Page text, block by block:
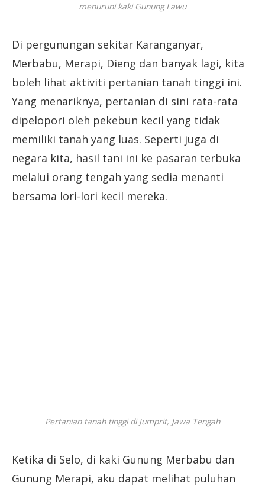
menuruni kaki Gunung Lawu
Di pergunungan sekitar Karanganyar,
Merbabu, Merapi, Dieng dan banyak lagi, kita
boleh lihat aktiviti pertanian tanah tinggi ini.
Yang menariknya, pertanian di sini rata-rata
dipelopori oleh pekebun kecil yang tidak
memiliki tanah yang luas. Seperti juga di
negara kita, hasil tani ini ke pasaran terbuka
melalui orang tengah yang sedia menanti
bersama lori-lori kecil mereka.
Pertanian tanah tinggi di Jumprit, Jawa Tengah
Ketika di Selo, di kaki Gunung Merbabu dan
Gunung Merapi, aku dapat melihat puluhan